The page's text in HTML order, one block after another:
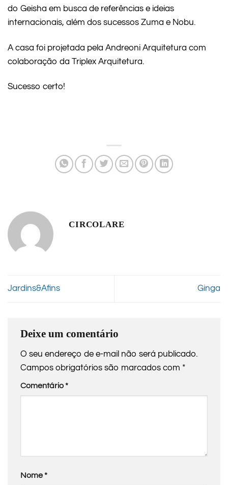
do Geisha em busca de referências e ideias
internacionais, além dos sucessos Zuma e Nobu.
A casa foi projetada pela Andreoni Arquitetura com
colaboração da Triplex Arquitetura.
Sucesso certo!
CIRCOLARE
Jardins&Afins Ginga
Deixe um comentário
O seu endereço de e-mail não será publicado.
Campos obrigatórios são marcados com *
Comentário*
Nome*